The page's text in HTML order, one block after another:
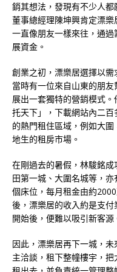
銷其想法，發現有不少人
董事總經理陳坤興肯定漂
一直像朋友一樣來往，通
展資金。
創業之初，漂樂居選擇以
當時有一位來自山東的朋
展出一套獨特的營銷模式
托天下」，下載網站內二
的熱門租住區域，例如大
地生的租房市場。
在剛過去的暑假，林駿銘
田第一城、大圍名城等，
個床位，每月租金由約
後，漂樂居的收入約是支
開始後，便難以吸引新客源
因此，漂樂居再下一城，
主洽談，租下整幢樓宇，